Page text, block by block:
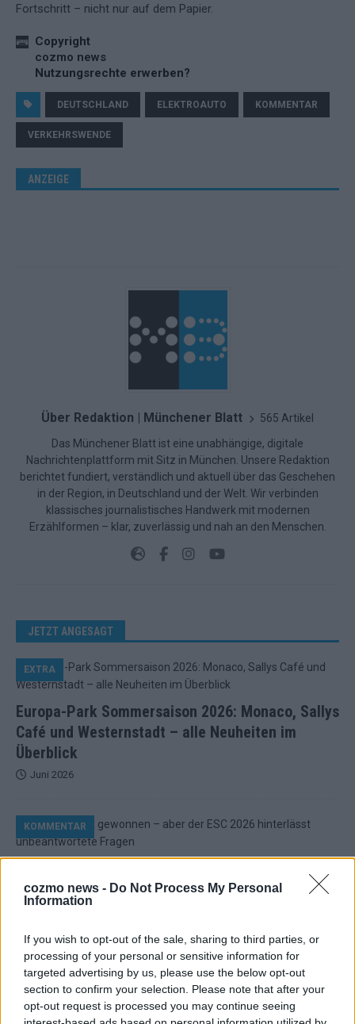
cozmo news - Do Not Process My Personal
Information
If you wish to opt-out of the sale, sharing to third parties, or
processing of your personal or sensitive information for
targeted advertising by us, please use the below opt-out
section to confirm your selection. Please note that after your
opt-out request is processed you may continue seeing
Fortschritt – nicht nur auf dem Papier.
Copyright
cozmo news
Nutzungsrechte erwerben?
DEUTSCHLAND ELEKTROAUTO KOMMENTAR
VERKEHRSWENDE
ANZEIGE
Über Redaktion | Münchener Blatt 565 Artikel
Das Münchener Blatt ist eine unabhängige, digitale
Nachrichtenplattform mit Sitz in München. Unsere Redaktion
berichtet fundiert, verständlich und aktuell über das Geschehen
in der Region, in Deutschland und der Welt. Wir verbinden
klassisches journalistisches Handwerk mit modernen
Erzählformen – klar, zuverlässig und nah an den Menschen.
JETZT ANGESAGT
Europa-Park Sommersaison 2026: Monaco, Sallys
Café und Westernstadt – alle Neuheiten im
Überblick
EXTRA
Juni 2026
hinterlässt unbeantwortete Fragen
KOMMENTAR
EUROVISION
ESC-Finale 2026: DARA siegt für Bulgarien – Finnland
enttäuscht, Israel polarisiert
Mai 2026